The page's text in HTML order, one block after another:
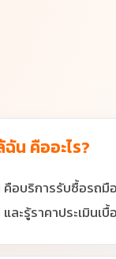
น คืออะไร?
อบริการรับซื้อรถมื
ละรู้ราคาประเมินเ